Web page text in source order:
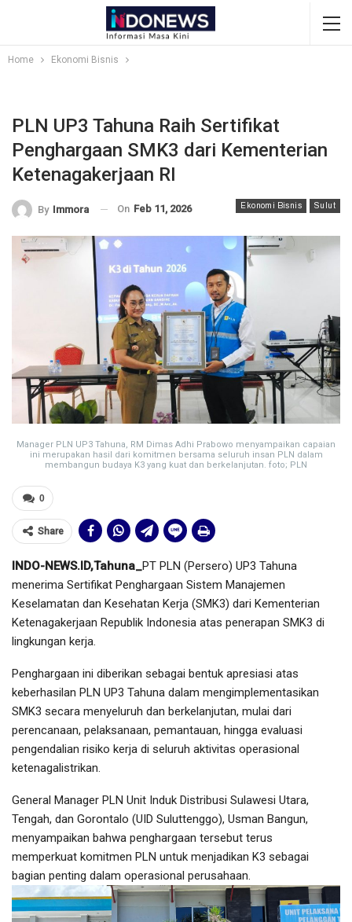
Home Ekonomi Bisnis
PLN UP3 Tahuna Raih Sertifikat
Penghargaan SMK3 dari Kementerian
Ketenagakerjaan RI
Ekonomi Bisnis Sulut
By Immora On Feb 11, 2026
Manager PLN UP3 Tahuna, RM Dimas Adhi Prabowo menyampaikan capaian
ini merupakan hasil dari komitmen bersama seluruh insan PLN dalam
membangun budaya K3 yang kuat dan berkelanjutan. foto; PLN
0
Share
INDO-NEWS.ID,Tahuna_PT PLN (Persero) UP3 Tahuna
menerima Sertifikat Penghargaan Sistem Manajemen
Keselamatan dan Kesehatan Kerja (SMK3) dari Kementerian
Ketenagakerjaan Republik Indonesia atas penerapan SMK3 di
lingkungan kerja.
Penghargaan ini diberikan sebagai bentuk apresiasi atas
keberhasilan PLN UP3 Tahuna dalam mengimplementasikan
SMK3 secara menyeluruh dan berkelanjutan, mulai dari
perencanaan, pelaksanaan, pemantauan, hingga evaluasi
pengendalian risiko kerja di seluruh aktivitas operasional
ketenagalistrikan.
General Manager PLN Unit Induk Distribusi Sulawesi Utara,
Tengah, dan Gorontalo (UID Suluttenggo), Usman Bangun,
menyampaikan bahwa penghargaan tersebut terus
memperkuat komitmen PLN untuk menjadikan K3 sebagai
bagian penting dalam operasional perusahaan.